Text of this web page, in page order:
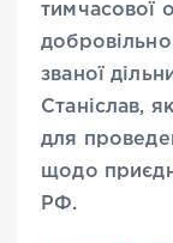
тимчасової
званої
Станіслав,
для
щодо
РФ.